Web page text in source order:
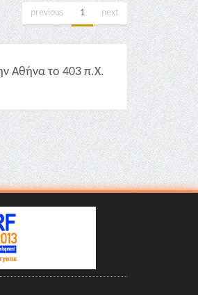
previous 1 next
Αθήνα το 403 π.Χ.